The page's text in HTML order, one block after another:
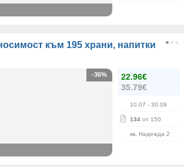
към 195 храни, напитки
22.96€
35.79€
10.07 - 30.09
134 от 150
кв. Надежда 2
-36%